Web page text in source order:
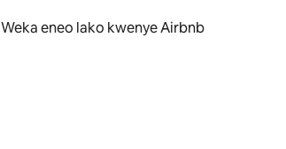
Weka eneo lako kwenye Airbnb